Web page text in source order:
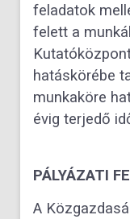
feladatok
felett a
hatáskörébe
munkaköre
évig terjedő
PÁLYÁZATI
A